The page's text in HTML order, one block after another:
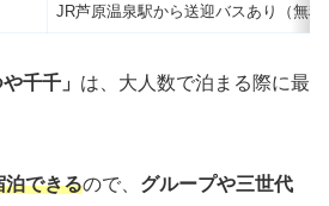
JR芦原温泉駅から送迎バスあり（無料
や千千」 は、大人数で泊まる際に最
泊できるので、 グループや三世代